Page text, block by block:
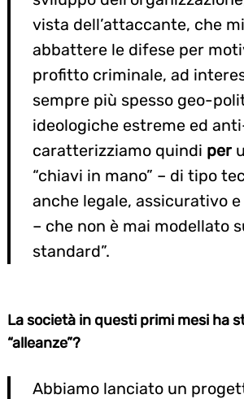
vista dell’attaccante, che
abbattere le difese per
profitto criminale, ad
sempre più spesso geo-
ideologiche estreme ed
caratterizziamo quindi per
“chiavi in mano” – di tipo
anche legale, assicurativo
– che non è mai modellato
standard”.
La società in questi primi mesi ha
“alleanze”?
Abbiamo lanciato un